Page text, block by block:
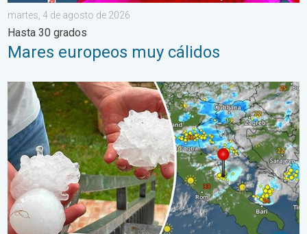
martes, 4 de agosto de 2026
Hasta 30 grados
Mares europeos muy cálidos
Daños por las tormentas en el Adriático. Granizo de gran